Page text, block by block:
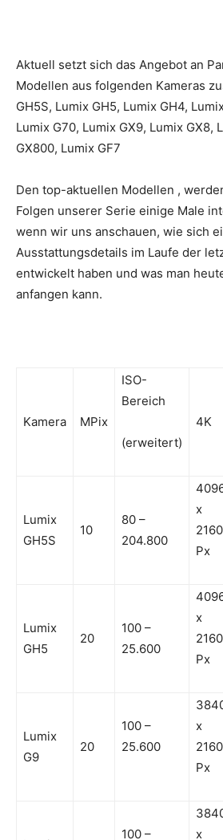
Aktuell setzt sich das Angebot an
Modellen aus folgenden Kameras
GH5S, Lumix GH5, Lumix GH4,
Lumix G70, Lumix GX9, Lumix GX8,
GX800, Lumix GF7
Den top-aktuellen Modellen ,
Folgen unserer Serie einige Male
wenn wir uns anschauen, wie sich
Ausstattungsdetails im Laufe der
entwickelt haben und was man
anfangen kann.
Kamera MPix
ISO-
Bereich
(erweitert)
4K
Lumix
GH5S
10
80 –
204.800
x
2160
Px
Lumix
GH5
20
100 –
25.600
x
2160
Px
Lumix
G9
20
100 –
25.600
x
2160
Px
100 –
x